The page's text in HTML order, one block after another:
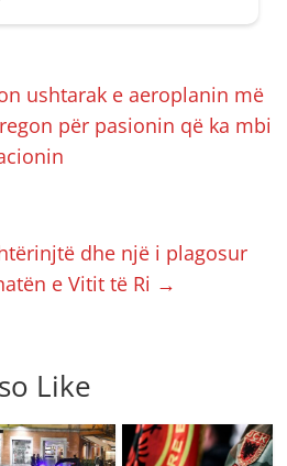
ushtarak e aeroplanin më
për pasionin që ka mbi
dhe një i plagosur
e Vitit të Ri →
Like